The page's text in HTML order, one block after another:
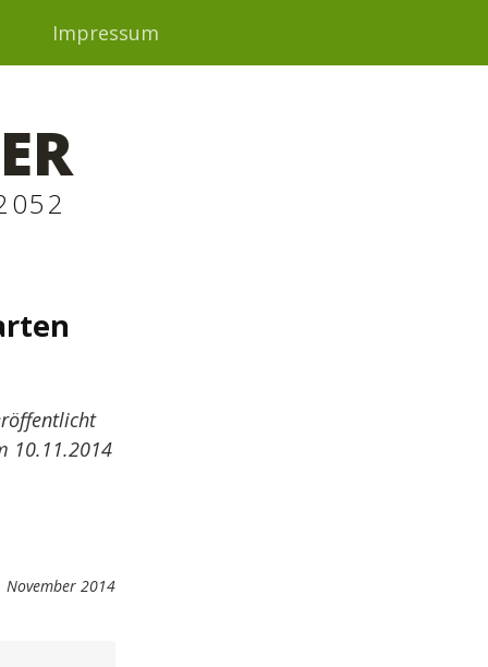
Impressum
10.11.2014
November 2014